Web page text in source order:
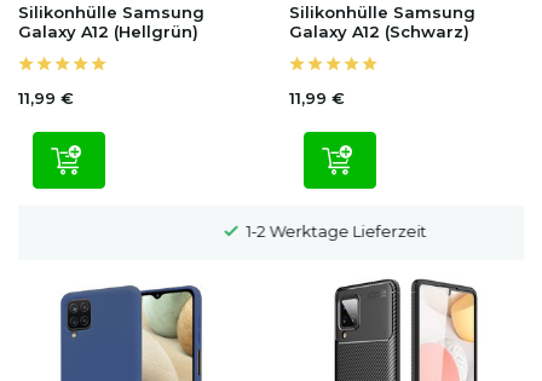
Silikonhülle Samsung
Galaxy A12 (Hellgrün)
11,99 €
Silikonhülle Samsung
Galaxy A12 (Schwarz)
11,99 €
1-2 Werktage Lieferzeit